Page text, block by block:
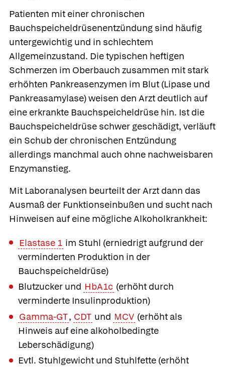
Patienten mit einer chronischen
Bauchspeicheldrüsenentzündung sind häufig
untergewichtig und in schlechtem
Allgemeinzustand. Die typischen heftigen
Schmerzen im Oberbauch zusammen mit stark
erhöhten Pankreasenzymen im Blut (Lipase und
Pankreasamylase) weisen den Arzt deutlich auf
eine erkrankte Bauchspeicheldrüse hin. Ist die
Bauchspeicheldrüse schwer geschädigt, verläuft
ein Schub der chronischen Entzündung
allerdings manchmal auch ohne nachweisbaren
Enzymanstieg.
Mit Laboranalysen beurteilt der Arzt dann das
Ausmaß der Funktionseinbußen und sucht nach
Hinweisen auf eine mögliche Alkoholkrankheit:
Elastase 1 im Stuhl (erniedrigt aufgrund der
verminderten Produktion in der
Bauchspeicheldrüse)
Blutzucker und HbA1c (erhöht durch
verminderte Insulinproduktion)
Gamma-GT, CDT und MCV (erhöht als
Hinweis auf eine alkoholbedingte
Leberschädigung)
Evtl. Stuhlgewicht und Stuhlfette (erhöht